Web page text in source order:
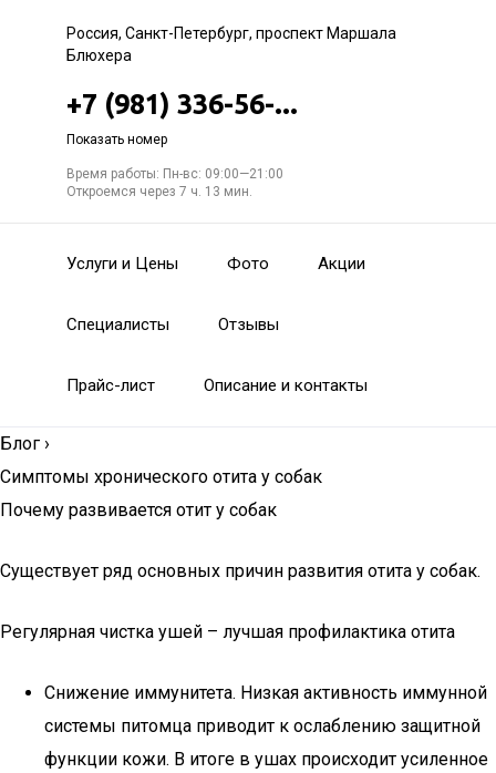
Россия, Санкт-Петербург, проспект Маршала
Блюхера
+7 (981) 336-56-...
Показать номер
Время работы: Пн-вс: 09:00—21:00
Откроемся через 7 ч. 13 мин.
Услуги и Цены Фото Акции
Специалисты Отзывы
Прайс-лист Описание и контакты
Блог ›
Симптомы хронического отита у собак
Почему развивается отит у собак
Существует ряд основных причин развития отита у собак.
Регулярная чистка ушей – лучшая профилактика отита
Снижение иммунитета. Низкая активность иммунной
системы питомца приводит к ослаблению защитной
функции кожи. В итоге в ушах происходит усиленное